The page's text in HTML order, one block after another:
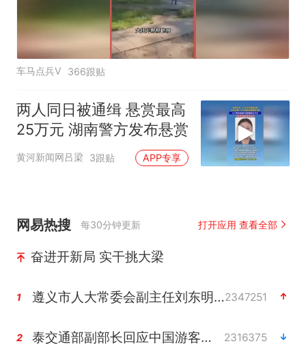
车马点兵V 366跟贴
两人同日被通缉 悬赏最高
25万元 湖南警方发布悬赏
黄河新闻网吕梁 3跟贴 APP专享
网易热搜 每30分钟更新 打开应用 查看全部
奋进开新局 实干挑大梁
1 遵义市人大常委会副主任刘东明被查2347251
2 泰交通部副部长回应中国游客遭歧视 2316375